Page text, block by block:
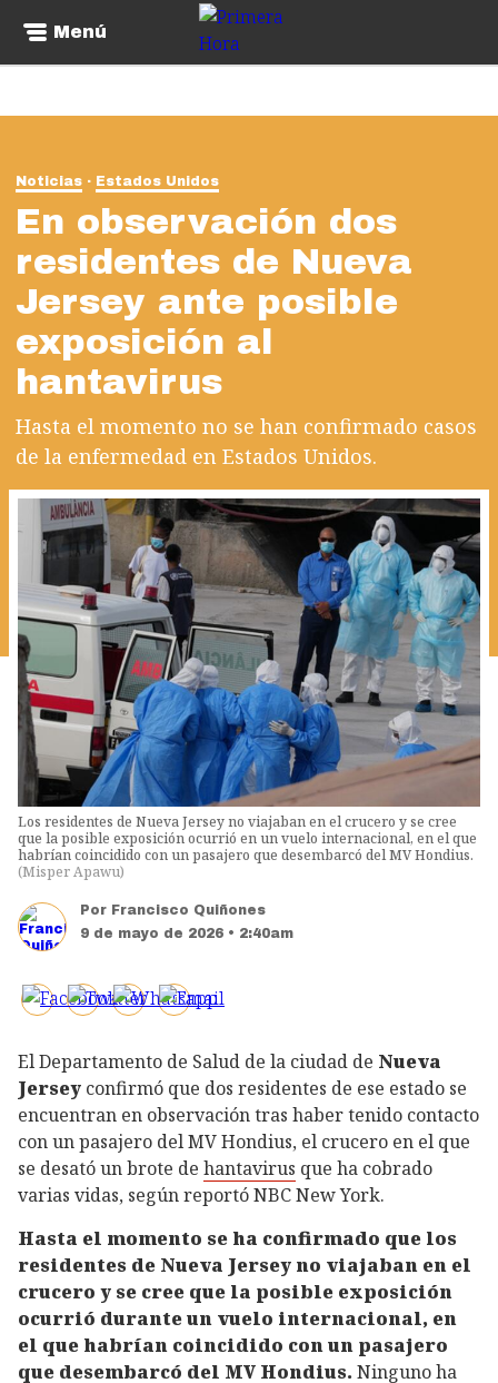
Menú
Noticias Estados Unidos
En observación dos
residentes de Nueva
Jersey ante posible
exposición al
hantavirus
Hasta el momento no se han confirmado casos
de la enfermedad en Estados Unidos.
Los residentes de Nueva Jersey no viajaban en el crucero y se cree
que la posible exposición ocurrió en un vuelo internacional, en el que
habrían coincidido con un pasajero que desembarcó del MV Hondius.
(Misper Apawu)
Por Francisco Quiñones
9 de mayo de 2026 • 2:40am
El Departamento de Salud de la ciudad de Nueva
Jersey confirmó que dos residentes de ese estado se
encuentran en observación tras haber tenido contacto
con un pasajero del MV Hondius, el crucero en el que
se desató un brote de hantavirus que ha cobrado
varias vidas, según reportó NBC New York.
Hasta el momento se ha confirmado que los
residentes de Nueva Jersey no viajaban en el
crucero y se cree que la posible exposición
ocurrió durante un vuelo internacional, en
el que habrían coincidido con un pasajero
que desembarcó del MV Hondius. Ninguno ha